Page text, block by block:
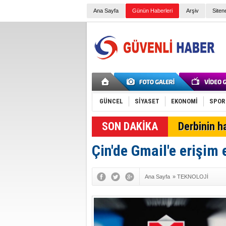
Ana Sayfa Günün Haberleri Arşiv
GÜNCEL SİYASET EKONOMİ SPOR
Derbinin
Çin'de Gmail'e erişim
Ana Sayfa » TEKNOLOJİ